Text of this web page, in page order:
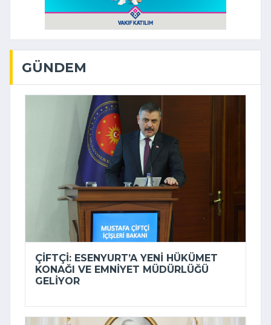
GÜNDEM
ÇIFTÇI: ESENYURT’A YENI HÜKÜMET
KONAĞI VE EMNIYET MÜDÜRLÜĞÜ
GELIYOR